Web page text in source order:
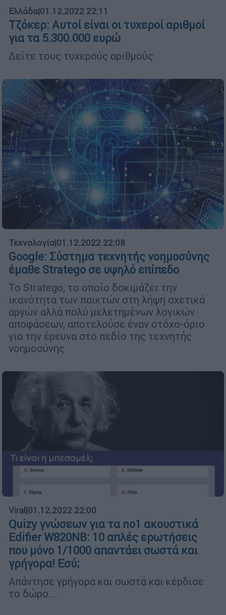
Ελλάδα|01.12.2022 22:11
Τζόκερ: Αυτοί είναι οι τυχεροί αριθμοί
για τα 5.300.000 ευρώ
Δείτε τους τυχερούς αριθμούς
Τεχνολογία|01.12.2022 22:08
Google: Σύστημα τεχνητής νοημοσύνης
έμαθε Stratego σε υψηλό επίπεδο
Το Stratego, το οποίο δοκιμάζει την
ικανότητα των παικτών στη λήψη σχετικά
αργών αλλά πολύ μελετημένων λογικών
αποφάσεων, αποτελούσε έναν στόχο-όριο
για την έρευνα στο πεδίο της τεχνητής
νοημοσύνης
Viral |01.12.2022 22:00
Quizy γνώσεων για τα no1 ακουστικά
Edifier W820NB: 10 απλές ερωτήσεις
που μόνο 1/1000 απαντάει σωστά και
γρήγορα! Εσύ;
Απάντησε γρήγορα και σωστά και κέρδισε
το δώρο...